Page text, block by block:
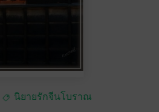
นิยายรักจีนโบราณ